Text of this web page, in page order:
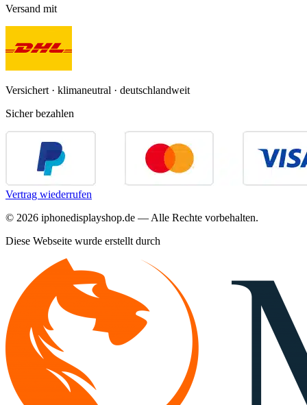
Versand mit
Versichert · klimaneutral · deutschlandweit
Sicher bezahlen
Vertrag wiederrufen
© 2026 iphonedisplayshop.de — Alle Rechte vorbehalten.
Diese Webseite wurde erstellt durch